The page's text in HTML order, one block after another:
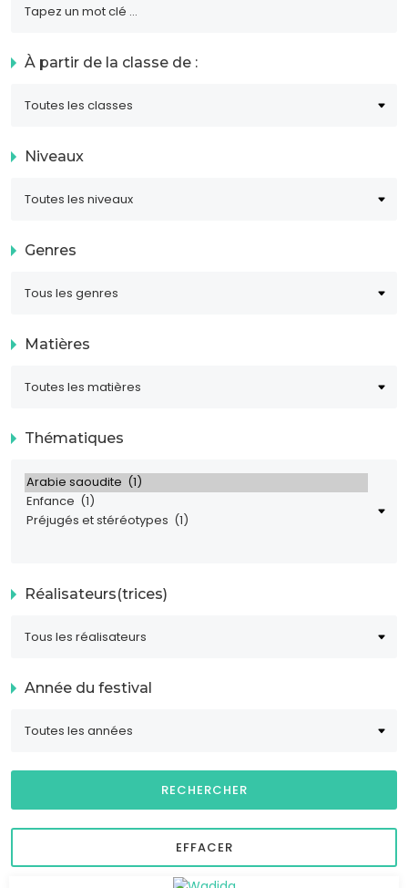
À partir de la classe de :
Niveaux
Genres
Matières
Thématiques
Réalisateurs(trices)
Année du festival